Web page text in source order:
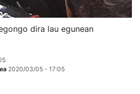
dira lau egunean
2020/03/05 - 17:05